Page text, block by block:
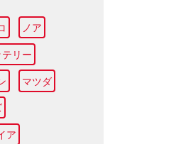
ノア
リー
マツダ
ア